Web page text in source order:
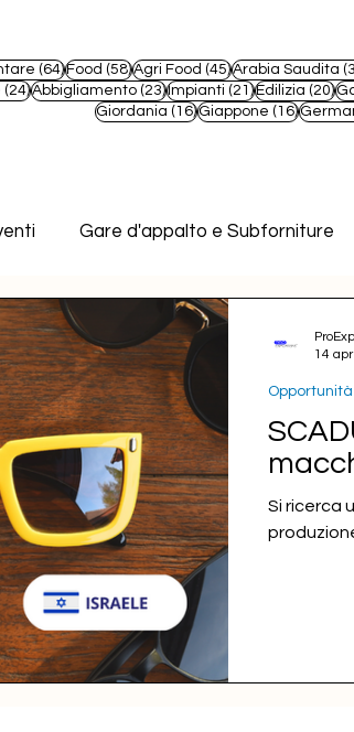
(64)64 post
Food (58)58 post
Agri Food (45)45 post
Arabia Saudita
(24)24 post
Abbigliamento (23)23 post
Impianti (21)21 post
Edilizia (20)20
Giordania (16)16 post
Giappone (16)16 post
Gare d'appalto e Subforniture
Si ricerca
Opportunità
14